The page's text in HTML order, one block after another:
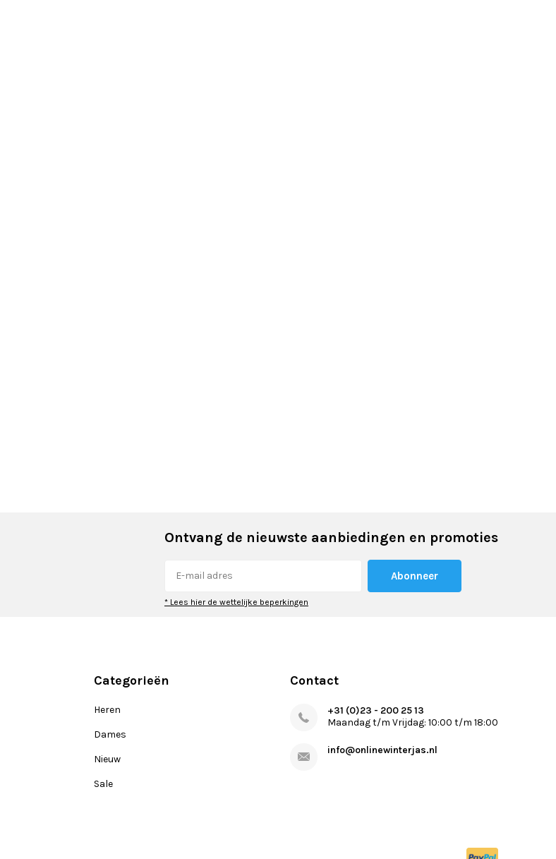
Ontvang de nieuwste aanbiedingen en promoties
Abonneer
* Lees hier de wettelijke beperkingen
Categorieën
Heren
Dames
Nieuw
Sale
Contact
+31 (0)23 - 200 25 13
Maandag t/m Vrijdag: 10:00 t/m 18:00
info@onlinewinterjas.nl